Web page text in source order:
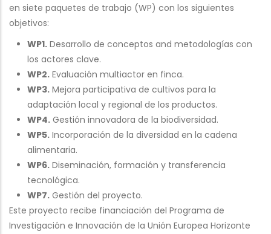
en siete paquetes de trabajo (WP) con los siguientes
objetivos:
WP1. Desarrollo de conceptos and metodologías con
los actores clave.
WP2. Evaluación multiactor en finca.
WP3. Mejora participativa de cultivos para la
adaptación local y regional de los productos.
WP4. Gestión innovadora de la biodiversidad.
WP5. Incorporación de la diversidad en la cadena
alimentaria.
WP6. Diseminación, formación y transferencia
tecnológica.
WP7. Gestión del proyecto.
Este proyecto recibe financiación del Programa de
Investigación e Innovación de la Unión Europea Horizonte